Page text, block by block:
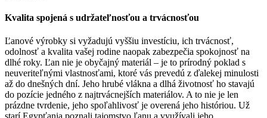
Kvalita spojená s udržateľnosťou a trvácnosťou
Ľanové výrobky si vyžadujú vyššiu investíciu, ich trvácnosť,
odolnosť a kvalita vašej rodine naopak zabezpečia spokojnosť na
dlhé roky. Ľan nie je obyčajný materiál – je to prírodný poklad s
neuveriteľnými vlastnosťami, ktoré vás prevedú z ďalekej minulosti
až do dnešných dní. Jeho hrubé vlákna a dlhá životnosť ho stavajú
do pozície jedného z najtrvácnejších materiálov. A to nie je len
prázdne tvrdenie, jeho spoľahlivosť je overená jeho históriou. Už